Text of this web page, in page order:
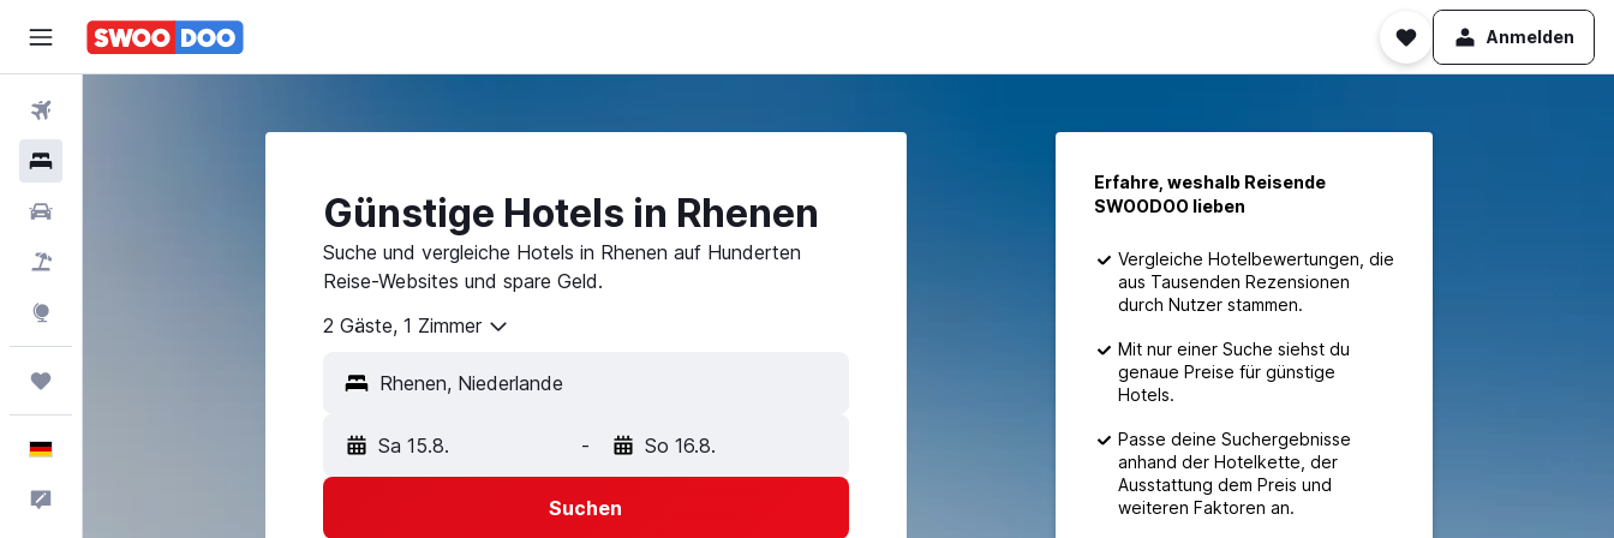
Anmelden
Günstige Hotels in Rhenen
Suche und vergleiche Hotels in Rhenen auf Hunderten
Reise-Websites und spare Geld.
2 Gäste, 1 Zimmer
Rhenen, Niederlande
Sa 15.8. - So 16.8.
Suchen
Erfahre, weshalb Reisende
SWOODOO lieben
Vergleiche Hotelbewertungen, die
aus Tausenden Rezensionen
durch Nutzer stammen.
Mit nur einer Suche siehst du
genaue Preise für günstige
Hotels.
Passe deine Suchergebnisse
anhand der Hotelkette, der
Ausstattung dem Preis und
weiteren Faktoren an.